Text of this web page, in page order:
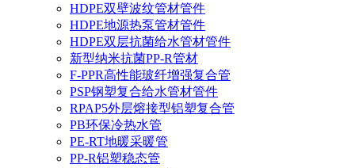
HDPE双壁波纹管材管件
HDPE地源热泵管材管件
HDPE双层抗菌给水管材管件
新型纳米抗菌PP-R管材
F-PPR高性能玻纤增强复合管
PSP钢塑复合给水管材管件
RPAP5外层熔接型铝塑复合管
PB环保冷热水管
PE-RT地暖采暖管
PP-R铝塑稳态管